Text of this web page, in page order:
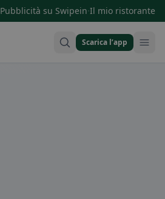
Pubblicità su Swipein·Il mio ristorante
Scarica l’app